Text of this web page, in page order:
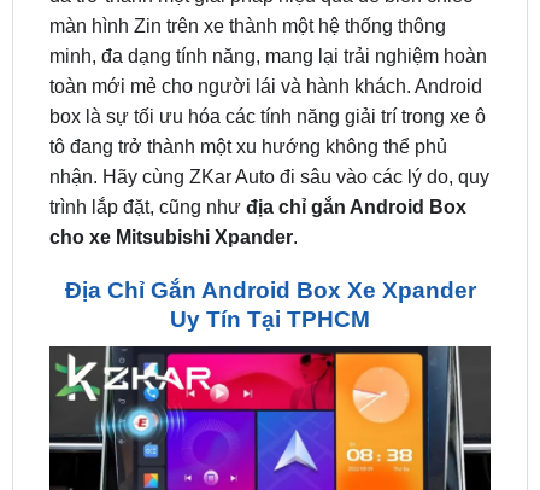
toàn mới mẻ cho người lái và hành khách. Android
box là sự tối ưu hóa các tính năng giải trí trong xe ô
tô đang trở thành một xu hướng không thể phủ
nhận. Hãy cùng ZKar Auto đi sâu vào các lý do, quy
trình lắp đặt, cũng nhưđịa chỉ gắn Android Box
cho xe Mitsubishi Xpander.
Địa Chỉ Gắn Android Box Xe Xpander